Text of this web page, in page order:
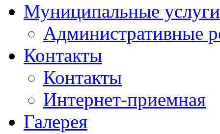
Муниципальные услуги
Административные
Контакты
Контакты
Интернет-приемная
Галерея